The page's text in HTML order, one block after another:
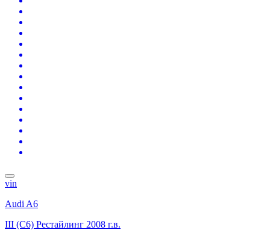
vin
Audi A6
III (C6) Рестайлинг 2008 г.в.